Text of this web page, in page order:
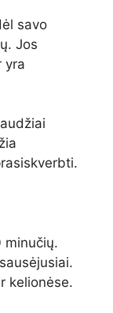
savo
Jos
yra
minučių.
kelionėse.